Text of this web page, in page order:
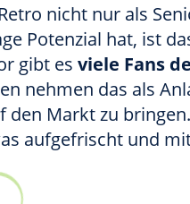
nicht nur als
Potenzial hat, ist
gibt es viele Fans
nehmen das als
den Markt zu
aufgefrischt und